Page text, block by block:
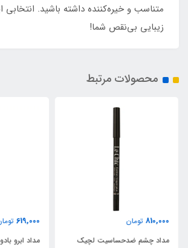
متناسب و خیره‌کننده داشته باشید. انتخابی
زیبایی بی‌نقص شما!
محصولات مرتبط
810,000 تومان
مداد چشم ضدحساسیت لچیک
619,000
مداد ابرو